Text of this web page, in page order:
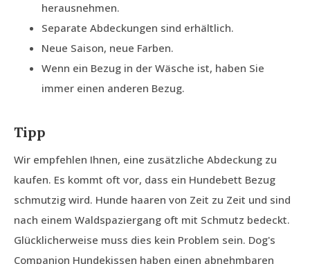
herausnehmen.
Separate Abdeckungen sind erhältlich.
Neue Saison, neue Farben.
Wenn ein Bezug in der Wäsche ist, haben Sie
immer einen anderen Bezug.
Tipp
Wir empfehlen Ihnen, eine zusätzliche Abdeckung zu
kaufen. Es kommt oft vor, dass ein Hundebett Bezug
schmutzig wird. Hunde haaren von Zeit zu Zeit und sind
nach einem Waldspaziergang oft mit Schmutz bedeckt.
Glücklicherweise muss dies kein Problem sein. Dog's
Companion Hundekissen haben einen abnehmbaren